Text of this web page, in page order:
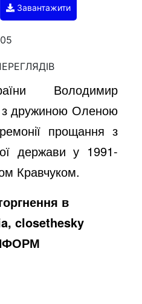
a
y
V
i
d
e
Завантажити
Володимир
з дружиною Оленою
прощання з
держави у 1991-
Кравчуком.
в
closethesky